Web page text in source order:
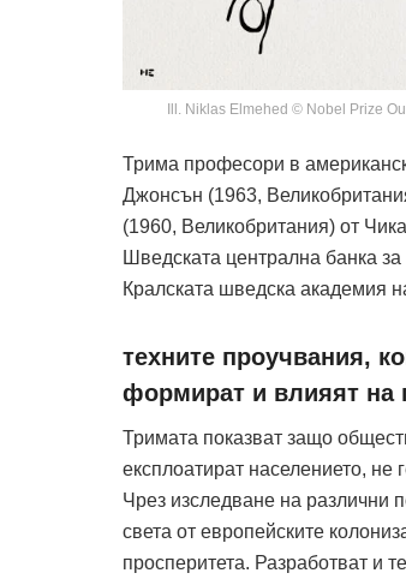
Ill. Niklas Elmehed © Nobel Prize
Трима професори в
Джонсън (1963,
(1960, Великобритания) от
Шведската централна банка
Кралската шведска академия
техните проучвания,
формират и влияят на
Тримата показват защо
експлоатират населението,
Чрез изследване на различни
света от европейските
просперитета. Разработват и